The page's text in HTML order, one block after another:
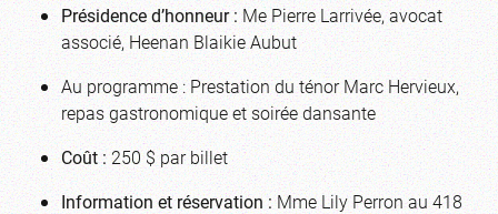
Présidence d’honneur :Me Pierre Larrivée, avocat
associé, Heenan Blaikie Aubut
Au programme : Prestation du ténor Marc Hervieux,
repas gastronomique et soirée dansante
Coût :250 $ par billet
Information et réservation :Mme Lily Perron au 418